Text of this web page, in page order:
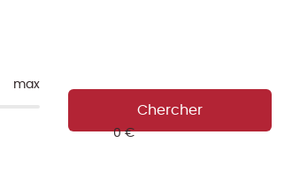
max
Chercher